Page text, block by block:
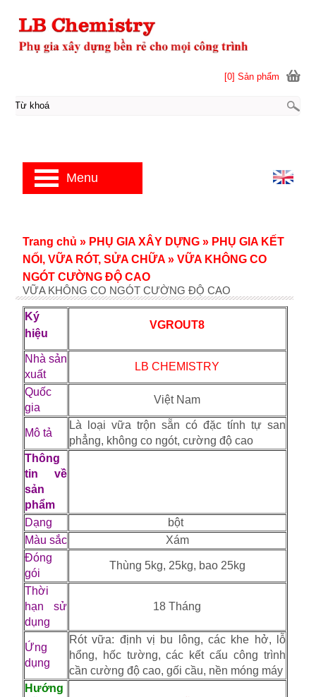
VỮA KHÔNG CO NGÓT CƯỜNG ĐỘ CAO
Ký
hiệu
VGROUT8
Nhà sản
xuất
LB CHEMISTRY
Quốc
gia
Việt Nam
Mô tả
Là loại vữa trộn sẵn có đặc tính tự san
phẳng, không co ngót, cường độ cao
Thông
tin về
sản
phẩm
Dạng
bột
Màu sắc
Xám
Đóng
gói
Thùng 5kg, 25kg, bao 25kg
Thời
hạn sử
dụng
18 Tháng
Ứng
dụng
Rót vữa: định vị bu lông, các khe hở, lỗ
hổng, hốc tường, các kết cấu công trình
cần cường độ cao, gối cầu, nền móng máy
Hướng
Trang chủ » PHỤ GIA XÂY DỰNG » PHỤ GIA KẾT
NỐI, VỮA RÓT, SỬA CHỮA » VỮA KHÔNG CO
NGÓT CƯỜNG ĐỘ CAO
[0] Sản phẩm
Menu